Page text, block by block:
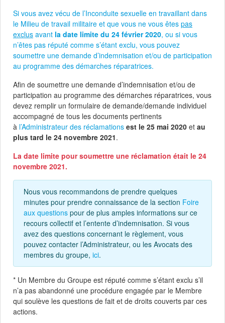
Si vous avez vécu de l’Inconduite sexuelle en travaillant dans
le Milieu de travail militaire et que vous ne vous êtes pas
exclus avant la date limite du 24 février 2020, ou si vous
n’êtes pas réputé comme s’étant exclu, vous pouvez
soumettre une demande d’indemnisation et/ou de participation
au programme des démarches réparatrices.
Afin de soumettre une demande d’indemnisation et/ou de
participation au programme des démarches réparatrices, vous
devez remplir un formulaire de demande/demande individuel
accompagné de tous les documents pertinents
à l’Administrateur des réclamations est le 25 mai 2020 et au
plus tard le 24 novembre 2021.
La date limite pour soumettre une réclamation était le 24
novembre 2021.
Nous vous recommandons de prendre quelques
minutes pour prendre connaissance de la section Foire
aux questions pour de plus amples informations sur ce
recours collectif et l’entente d’indemnisation. Si vous
avez des questions concernant le règlement, vous
pouvez contacter l’Administrateur, ou les Avocats des
membres du groupe, ici.
* Un Membre du Groupe est réputé comme s’étant exclu s’il
n’a pas abandonné une procédure engagée par le Membre
qui soulève les questions de fait et de droits couverts par ces
actions.